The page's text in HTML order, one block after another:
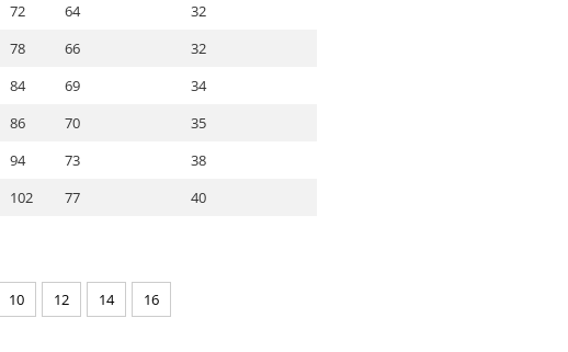
72 64
32
78 66
32
84 69
34
86 70
35
94 73
38
102 77 40
10 12 14 16